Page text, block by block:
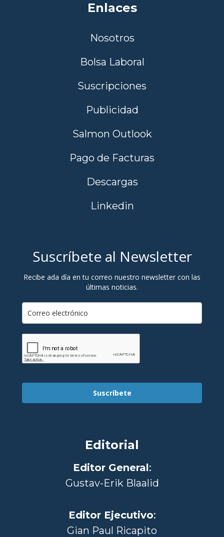
Enlaces
Nosotros
Bolsa Laboral
Suscripciones
Publicidad
Salmon Outlook
Pago de Facturas
Descargas
Linkedin
Suscríbete al Newsletter
Recibe ada día en tu correo nuestro newsletter con las
últimas noticias.
Suscríbete
Editorial
Editor General:
Gustav-Erik Blaalid
Editor Ejecutivo:
Gian Paul Ricapito